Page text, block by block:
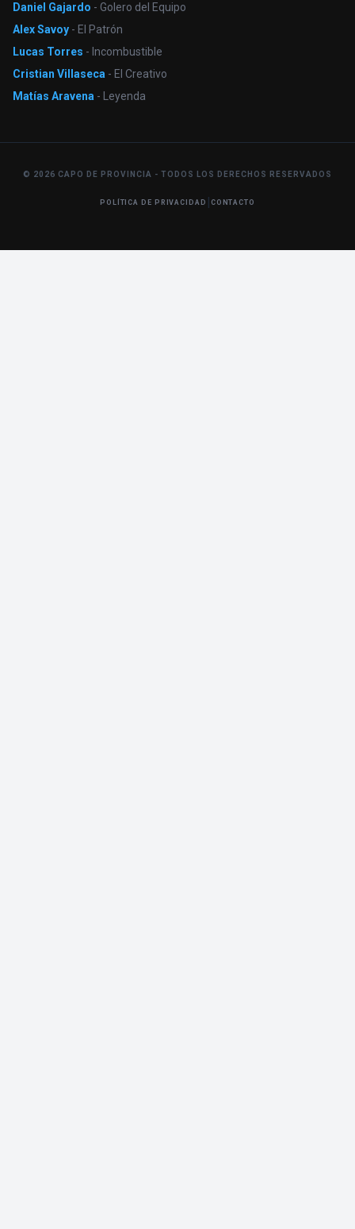
Daniel Gajardo - Golero del Equipo
Alex Savoy - El Patrón
Lucas Torres - Incombustible
Cristian Villaseca - El Creativo
Matías Aravena - Leyenda
© 2026 CAPO DE PROVINCIA - TODOS LOS DERECHOS RESERVADOS
POLÍTICA DE PRIVACIDAD CONTACTO